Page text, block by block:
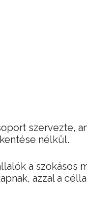
szervezte,
nélkül.
a szokásos
azzal a